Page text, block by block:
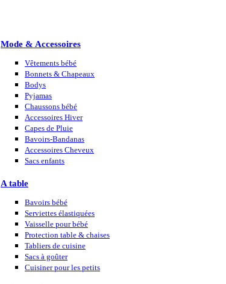
Mode & Accessoires
Vêtements bébé
Bonnets & Chapeaux
Bodys
Pyjamas
Chaussons bébé
Accessoires Hiver
Capes de Pluie
Bavoirs-Bandanas
Accessoires Cheveux
Sacs enfants
A table
Bavoirs bébé
Serviettes élastiquées
Vaisselle pour bébé
Protection table & chaises
Tabliers de cuisine
Sacs à goûter
Cuisiner pour les petits